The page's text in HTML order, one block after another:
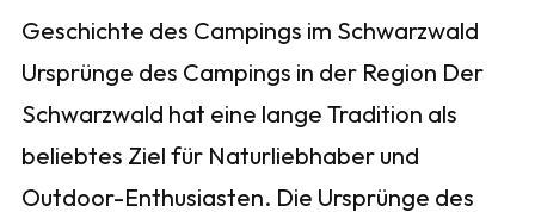
Geschichte des Campings im Schwarzwald
Ursprünge des Campings in der Region Der
Schwarzwald hat eine lange Tradition als
beliebtes Ziel für Naturliebhaber und
Outdoor-Enthusiasten. Die Ursprünge des